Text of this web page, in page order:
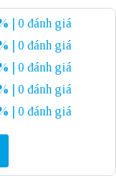
| 0 đánh giá
| 0 đánh giá
| 0 đánh giá
| 0 đánh giá
| 0 đánh giá